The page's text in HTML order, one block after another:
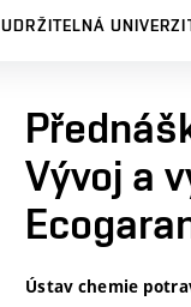
UDRŽITELNÁ
Vývoj a
Ústav chemie